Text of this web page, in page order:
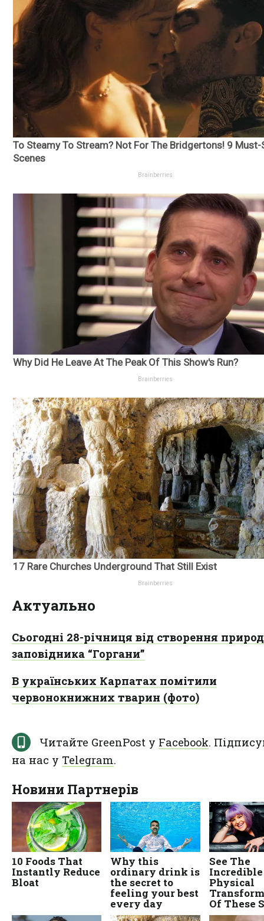
Актуально
Сьогодні 28-річниця від створення
заповідника “Горгани”
В українських Карпатах помітили
червонокнижних тварин (фото)
Читайте GreenPost у Facebook.
на нас у Telegram.